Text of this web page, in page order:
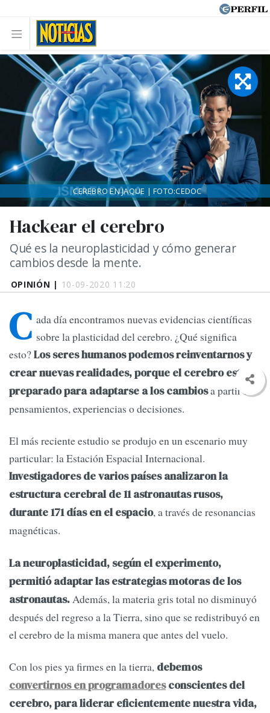
OPINIÓN | 10-09-2020 11:20
Hackear el cerebro
Qué es la neuroplasticidad y cómo generar
cambios desde la mente.
CEREBRO EN JAQUE | FOTO:CEDOC
C ada día encontramos nuevas evidencias científicas
sobre la plasticidad del cerebro. ¿Qué significa
esto?Los seres humanos podemos reinventarnos y
crear nuevas realidades, porque el cerebro está
preparado para adaptarse a los cambiosa partir de
pensamientos, experiencias o decisiones.
El más reciente estudio se produjo en un escenario muy
particular: la Estación Espacial Internacional.
Investigadores de varios países analizaron la
estructura cerebral de 11 astronautas rusos,
durante 171 días en el espacio, a través de resonancias
magnéticas.
La neuroplasticidad, según el experimento,
permitió adaptar las estrategias motoras de los
astronautas.Además, la materia gris total no disminuyó
después del regreso a la Tierra, sino que se redistribuyó en
el cerebro de la misma manera que antes del vuelo.
Con los pies ya firmes en la tierra, debemos
convertirnos en programadoresconscientes del
cerebro, para liderar eficientemente nuestra vida,